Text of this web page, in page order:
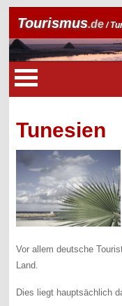
Tourismus.de/
Tunesien
Vor allem deutsche
Land.
Dies liegt hauptsächlich